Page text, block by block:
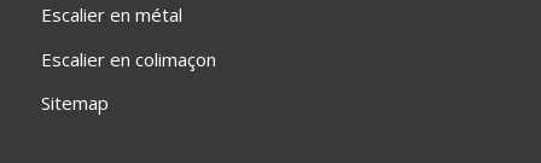
Escalier en métal
Escalier en colimaçon
Sitemap